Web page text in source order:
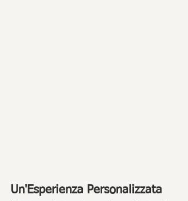
Un'Esperienza Personalizzata